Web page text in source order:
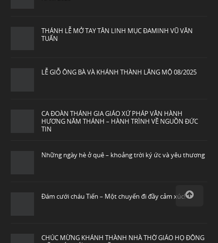
THÁNH LỄ MỞ TAY TÂN LINH MỤC ĐAMINH VŨ VĂN
TUẤN
LỄ GIỖ ÔNG BÀ VÀ KHÁNH THÀNH LĂNG MỘ 08/2025
CA ĐOÀN THÁNH GIA GIÁO XỨ PHÁP VÂN HÀNH
HƯƠNG NĂM THÁNH – HÀNH TRÌNH VỀ NGUỒN ĐỨC
TIN
Những ngày hè ở quê – khoảng trời ký ức và yêu thương
Đám cưới cháu Tiến – Một chuyến đi đầy cảm xúc!
CHÚC MỪNG KHÁNH THÀNH NHÀ THỜ GIÁO HỌ ĐÔNG